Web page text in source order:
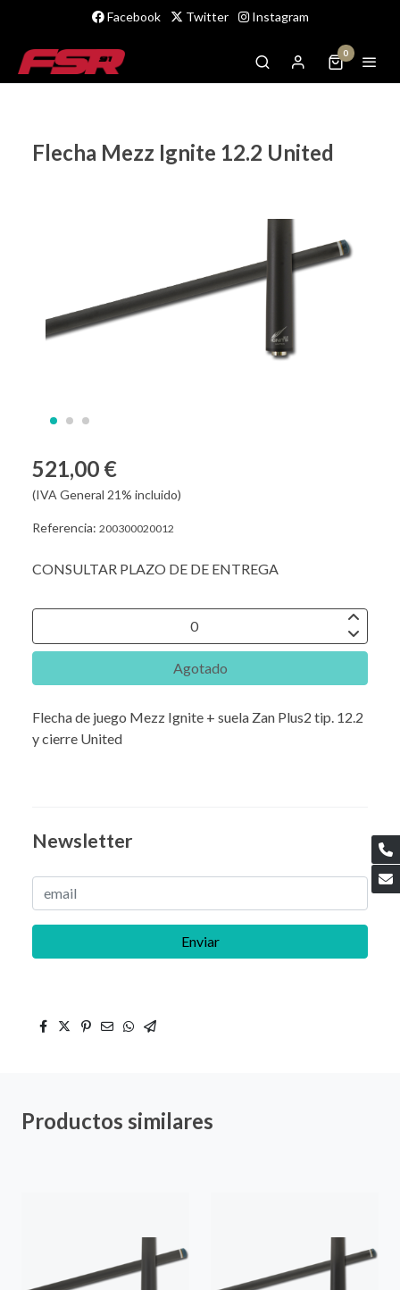
Facebook Twitter Instagram
0
Flecha Mezz Ignite 12.2 United
521,00 €
(IVA General 21% incluido)
Referencia: 200300020012
CONSULTAR PLAZO DE DE ENTREGA
Agotado
Flecha de juego Mezz Ignite + suela Zan Plus2 tip. 12.2
y cierre United
Newsletter
Enviar
Productos similares